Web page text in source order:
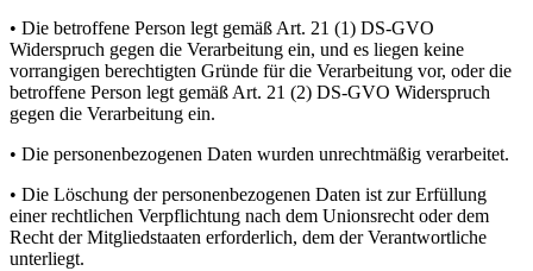
• Die betroffene Person legt gemäß Art. 21 (1) DS-GVO
Widerspruch gegen die Verarbeitung ein, und es liegen keine
vorrangigen berechtigten Gründe für die Verarbeitung vor, oder die
betroffene Person legt gemäß Art. 21 (2) DS-GVO Widerspruch
gegen die Verarbeitung ein.
• Die personenbezogenen Daten wurden unrechtmäßig verarbeitet.
• Die Löschung der personenbezogenen Daten ist zur Erfüllung
einer rechtlichen Verpflichtung nach dem Unionsrecht oder dem
Recht der Mitgliedstaaten erforderlich, dem der Verantwortliche
unterliegt.